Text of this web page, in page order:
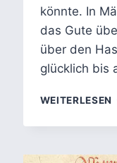
könnte. In
das Gute
über den
glücklich bis
WEITERLESEN